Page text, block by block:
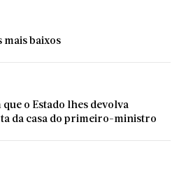
mais baixos
que o Estado lhes devolva
da casa do primeiro-ministro